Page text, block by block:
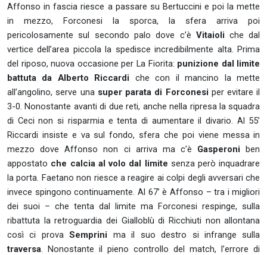
Affonso in fascia riesce a passare su Bertuccini e poi la mette
in mezzo, Forconesi la sporca, la sfera arriva poi
pericolosamente sul secondo palo dove c’è Vitaioli che dal
vertice dell’area piccola la spedisce incredibilmente alta.Prima
del riposo, nuova occasione per La Fiorita: punizione dal limite
battuta da Alberto Riccardi che con il mancino la mette
all’angolino, serve una super parata di Forconesi per evitare il
3-0.Nonostante avanti di due reti, anche nella ripresa la squadra
di Ceci non si risparmia e tenta di aumentare il divario. Al 55’
Riccardi insiste e va sul fondo, sfera che poi viene messa in
mezzo dove Affonso non ci arriva ma c’è Gasperoni ben
appostato che calcia al volo dal limite senza però inquadrare
la porta. Faetano non riesce a reagire ai colpi degli avversari che
invece spingono continuamente. Al 67’ è Affonso – tra i migliori
dei suoi – che tenta dal limite ma Forconesi respinge, sulla
ribattuta la retroguardia dei Gialloblù di Ricchiuti non allontana
così ci provaSemprini ma il suo destro si infrange sulla
traversa . Nonostante il pieno controllo del match, l’errore di